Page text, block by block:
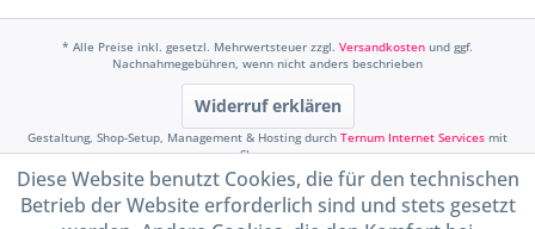
* Alle Preise inkl. gesetzl. Mehrwertsteuer zzgl. Versandkosten und ggf.
Nachnahmegebühren, wenn nicht anders beschrieben
Widerruf erklären
Gestaltung, Shop-Setup, Management & Hosting durch Ternum Internet Services mit
Shopware
Diese Website benutzt Cookies, die für den technischen
Betrieb der Website erforderlich sind und stets gesetzt